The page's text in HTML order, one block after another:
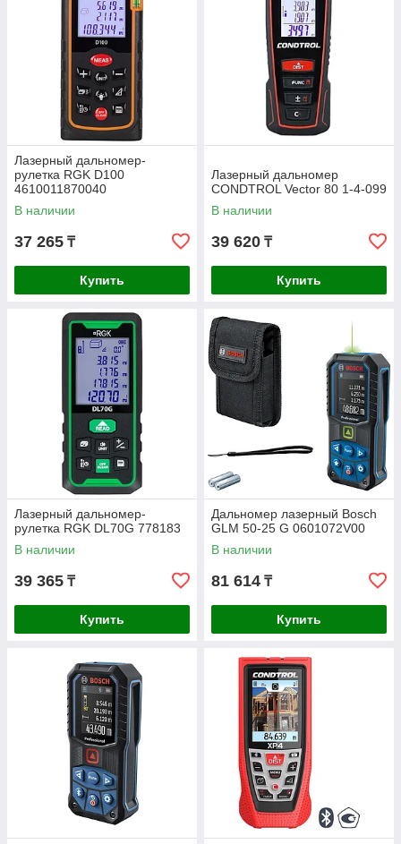
Лазерный дальномер-
рулетка RGK D100
4610011870040
В наличии
37 265 ₸
Купить
Лазерный дальномер
CONDTROL Vector 80 1-4-099
В наличии
39 620 ₸
Купить
Лазерный дальномер-
рулетка RGK DL70G 778183
В наличии
39 365 ₸
Купить
Дальномер лазерный Bosch
GLM 50-25 G 0601072V00
В наличии
81 614 ₸
Купить